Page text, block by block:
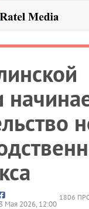
1806
Мая 2026, 12:00